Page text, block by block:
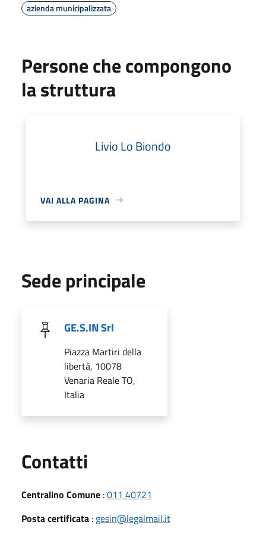
azienda municipalizzata
Persone che compongono
la struttura
Livio Lo Biondo
VAI ALLA PAGINA
Sede principale
GE.S.IN Srl
Piazza Martiri della
libertà, 10078
Venaria Reale TO,
Italia
Contatti
Centralino Comune :011 40721
Posta certificata : gesin@legalmail.it